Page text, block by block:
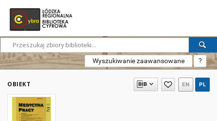
Wyszukiwanie zaawansowane ?
OBIEKT EN PL